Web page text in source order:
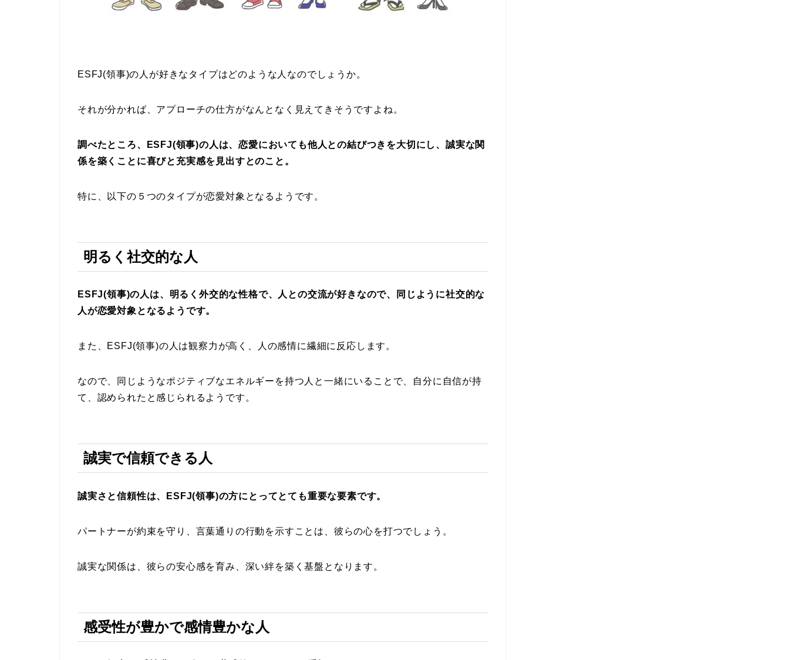
ESFJ(領事)の人が好きなタイプはどのような人なのでしょうか。
それが分かれば、アプローチの仕方がなんとなく見えてきそうですよね。
調べたところ、ESFJ(領事)の人は、恋愛においても他人との結びつきを大切にし、誠実な関
係を築くことに喜びと充実感を見出すとのこと。
特に、以下の５つのタイプが恋愛対象となるようです。
明るく社交的な人
ESFJ(領事)の人は、明るく外交的な性格で、人との交流が好きなので、同じように社交的な
人が恋愛対象となるようです。
また、ESFJ(領事)の人は観察力が高く、人の感情に繊細に反応します。
なので、同じようなポジティブなエネルギーを持つ人と一緒にいることで、自分に自信が持
て、認められたと感じられるようです。
誠実で信頼できる人
誠実さと信頼性は、ESFJ(領事)の方にとってとても重要な要素です。
パートナーが約束を守り、言葉通りの行動を示すことは、彼らの心を打つでしょう。
誠実な関係は、彼らの安心感を育み、深い絆を築く基盤となります。
感受性が豊かで感情豊かな人